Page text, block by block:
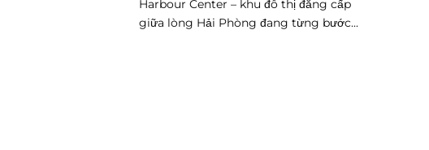
Harbour Center – khu đô thị đẳng cấp
giữa lòng Hải Phòng đang từng bước...